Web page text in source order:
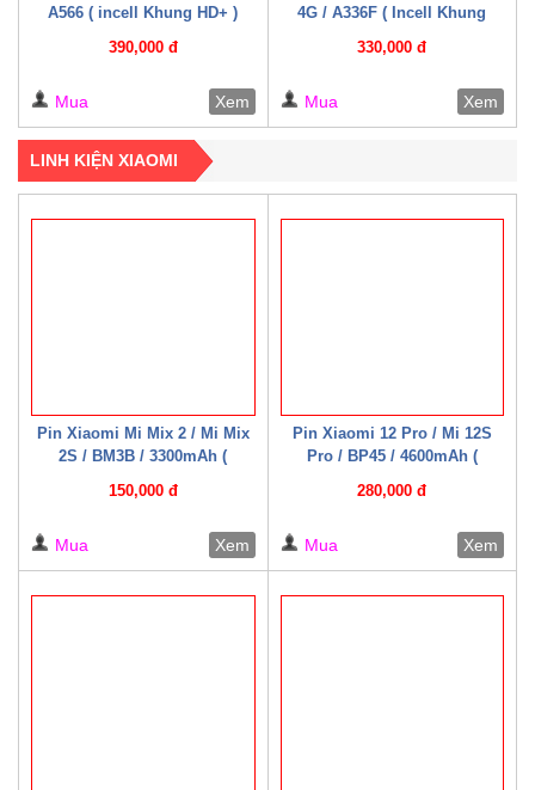
A566 ( incell Khung HD+ )
390,000 đ
Mua Xem
4G / A336F ( Incell Khung
330,000 đ
Mua Xem
LINH KIỆN XIAOMI
Pin Xiaomi Mi Mix 2 / Mi Mix
2S / BM3B / 3300mAh (
150,000 đ
Mua Xem
Pin Xiaomi 12 Pro / Mi 12S
Pro / BP45 / 4600mAh (
280,000 đ
Mua Xem